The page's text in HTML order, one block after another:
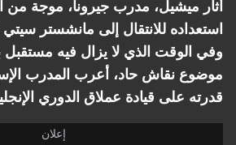
أثار ميشيل، مدرب جيرونا، موجة من
استعداده للانتقال إلى مانشستر
وفي الوقت الذي لا يزال فيه مستقبل
موضوع نقاش حاد، أعرب المدرب
قدرته على قيادة عملاق الدوري